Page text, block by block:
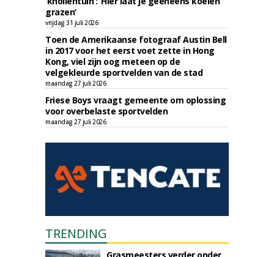
grazen’
vrijdag 31 juli 2026
Toen de Amerikaanse fotograaf Austin Bell
in 2017 voor het eerst voet zette in Hong
Kong, viel zijn oog meteen op de
velgekleurde sportvelden van de stad
maandag 27 juli 2026
Friese Boys vraagt gemeente om oplossing
voor overbelaste sportvelden
maandag 27 juli 2026
TRENDING